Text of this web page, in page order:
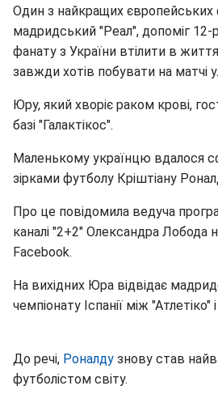
Один з найкращих європейських
мадридський "Реал", допоміг 12-
фанату з України втілити в
завжди хотів побувати на матчі
Юру, який хворіє раком крові,
базі "Галактікос".
Маленькому українцю вдалося
зірками футболу Кріштіану
Про це повідомила ведуча
каналі "2+2" Олександра Лобода
Facebook.
На вихідних Юра відвідає
чемпіонату Іспанії між "Атлетіко"
До речі, Роналду знову став
футболістом світу.